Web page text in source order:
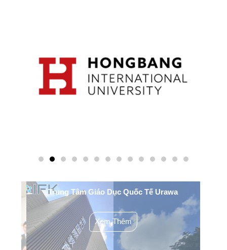
Trung Tâm Giáo Dục Quốc Tế Urawa
Xem Thêm